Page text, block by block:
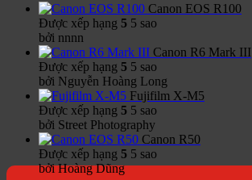
Canon EOS R100
Được xếp hạng 5 5 sao
bởi nnnn
Canon R6 Mark III
Được xếp hạng 5 5 sao
bởi Nguyễn Hoàng Long
Fujifilm X-M5
Được xếp hạng 5 5 sao
bởi Street Photography
Canon R50
Được xếp hạng 5 5 sao
bởi Hoàng Dũng